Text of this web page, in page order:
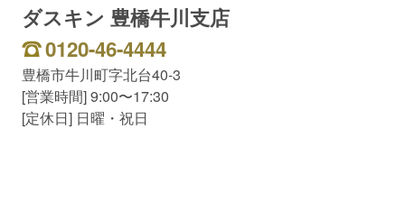
ダスキン 豊橋牛川支店
0120-46-4444
豊橋市牛川町字北台40-3
[営業時間] 9:00〜17:30
[定休日] 日曜・祝日